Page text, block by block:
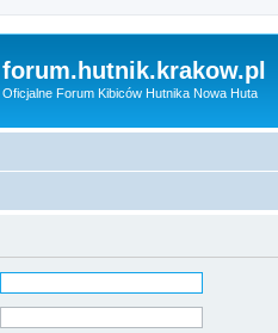
forum.hutnik.krakow.pl
Oficjalne Forum Kibiców Hutnika Nowa Huta